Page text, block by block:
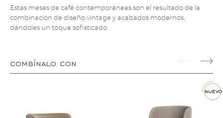
Estas mesas de café contemporáneas son el resultado de la
combinación de diseño vintage y acabados modernos,
dándoles un toque sofisticado.
combínalo con
nuevo